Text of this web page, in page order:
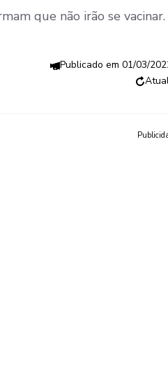
que não irão se vacinar.
01/03/